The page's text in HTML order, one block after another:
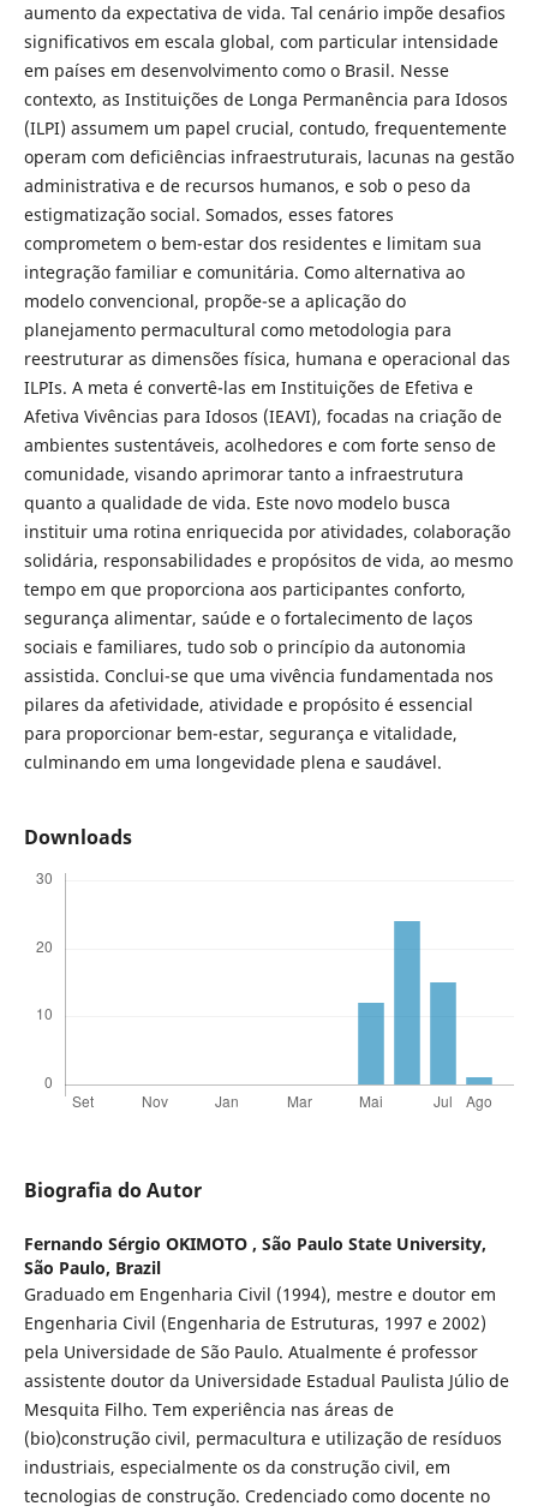
aumento da expectativa de vida. Tal cenário impõe desafios
significativos em escala global, com particular intensidade
em países em desenvolvimento como o Brasil. Nesse
contexto, as Instituições de Longa Permanência para Idosos
(ILPI) assumem um papel crucial, contudo, frequentemente
operam com deficiências infraestruturais, lacunas na gestão
administrativa e de recursos humanos, e sob o peso da
estigmatização social. Somados, esses fatores
comprometem o bem-estar dos residentes e limitam sua
integração familiar e comunitária. Como alternativa ao
modelo convencional, propõe-se a aplicação do
planejamento permacultural como metodologia para
reestruturar as dimensões física, humana e operacional das
ILPIs. A meta é convertê-las em Instituições de Efetiva e
Afetiva Vivências para Idosos (IEAVI), focadas na criação de
ambientes sustentáveis, acolhedores e com forte senso de
comunidade, visando aprimorar tanto a infraestrutura
quanto a qualidade de vida. Este novo modelo busca
instituir uma rotina enriquecida por atividades, colaboração
solidária, responsabilidades e propósitos de vida, ao mesmo
tempo em que proporciona aos participantes conforto,
segurança alimentar, saúde e o fortalecimento de laços
sociais e familiares, tudo sob o princípio da autonomia
assistida. Conclui-se que uma vivência fundamentada nos
pilares da afetividade, atividade e propósito é essencial
para proporcionar bem-estar, segurança e vitalidade,
culminando em uma longevidade plena e saudável.
Downloads
Biografia do Autor
Fernando Sérgio OKIMOTO , São Paulo State University,
São Paulo, Brazil
Graduado em Engenharia Civil (1994), mestre e doutor em
Engenharia Civil (Engenharia de Estruturas, 1997 e 2002)
pela Universidade de São Paulo. Atualmente é professor
assistente doutor da Universidade Estadual Paulista Júlio de
Mesquita Filho. Tem experiência nas áreas de
(bio)construção civil, permacultura e utilização de resíduos
industriais, especialmente os da construção civil, em
tecnologias de construção. Credenciado como docente no